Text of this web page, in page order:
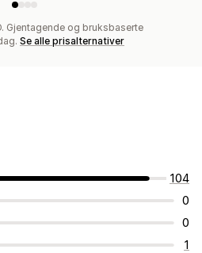
Gjentagende og bruksbaserte
Se alle prisalternativer
104
0
0
1